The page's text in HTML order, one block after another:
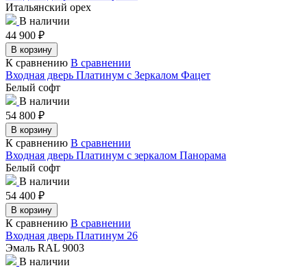
Итальянский орех
В наличии
44 900 ₽
В корзину
К сравнению В сравнении
Входная дверь Платинум с Зеркалом Фацет
Белый софт
В наличии
54 800 ₽
В корзину
К сравнению В сравнении
Входная дверь Платинум с зеркалом Панорама
Белый софт
В наличии
54 400 ₽
В корзину
К сравнению В сравнении
Входная дверь Платинум 26
Эмаль RAL 9003
В наличии